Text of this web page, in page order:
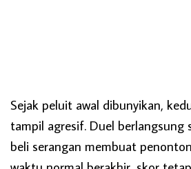
Sejak peluit awal dibunyikan,
tampil agresif. Duel berlangsung
beli serangan membuat